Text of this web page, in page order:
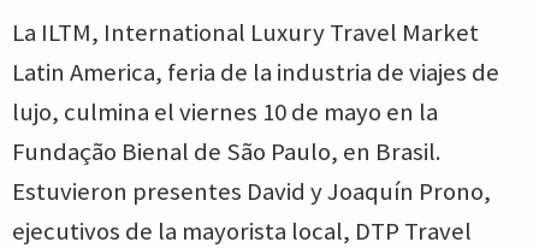
La ILTM, International Luxury Travel Market
Latin America, feria de la industria de viajes de
lujo, culmina el viernes 10 de mayo en la
Fundação Bienal de São Paulo, en Brasil.
Estuvieron presentes David y Joaquín Prono,
ejecutivos de la mayorista local, DTP Travel